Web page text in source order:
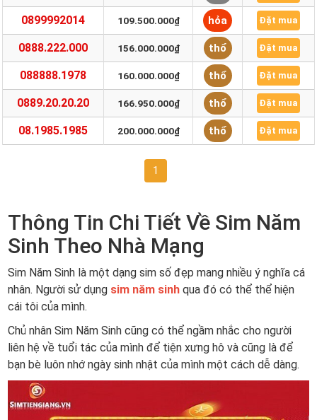
0899992014 109.500.000₫ hỏa Đặt mua
0888.222.000 156.000.000₫ thổ Đặt mua
088888.1978 160.000.000₫ thổ Đặt mua
0889.20.20.20 166.950.000₫ thổ Đặt mua
08.1985.1985 200.000.000₫ thổ Đặt mua
1
Thông Tin Chi Tiết Về Sim Năm
Sinh Theo Nhà Mạng
Sim Năm Sinh là một dạng sim số đẹp mang nhiều ý nghĩa cá
nhân. Người sử dụng sim năm sinh qua đó có thể thể hiện
cái tôi của mình.
Chủ nhân Sim Năm Sinh cũng có thể ngầm nhắc cho người
liên hệ về tuổi tác của mình để tiện xưng hô và cũng là để
bạn bè luôn nhớ ngày sinh nhật của mình một cách dễ dàng.